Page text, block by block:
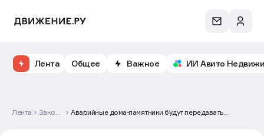
Лента Общее Важное ИИ Авито
Лента
Закон
Аварийные дома-памятники будут передавать